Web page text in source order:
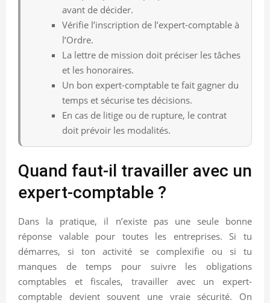
avant de décider.
Vérifie l’inscription de l’expert-comptable à
l’Ordre.
La lettre de mission doit préciser les tâches
et les honoraires.
Un bon expert-comptable te fait gagner du
temps et sécurise tes décisions.
En cas de litige ou de rupture, le contrat
doit prévoir les modalités.
Quand faut-il travailler avec un
expert-comptable ?
Dans la pratique, il n’existe pas une seule bonne
réponse valable pour toutes les entreprises. Si tu
démarres, si ton activité se complexifie ou si tu
manques de temps pour suivre les obligations
comptables et fiscales, travailler avec un expert-
comptable devient souvent une vraie sécurité. On